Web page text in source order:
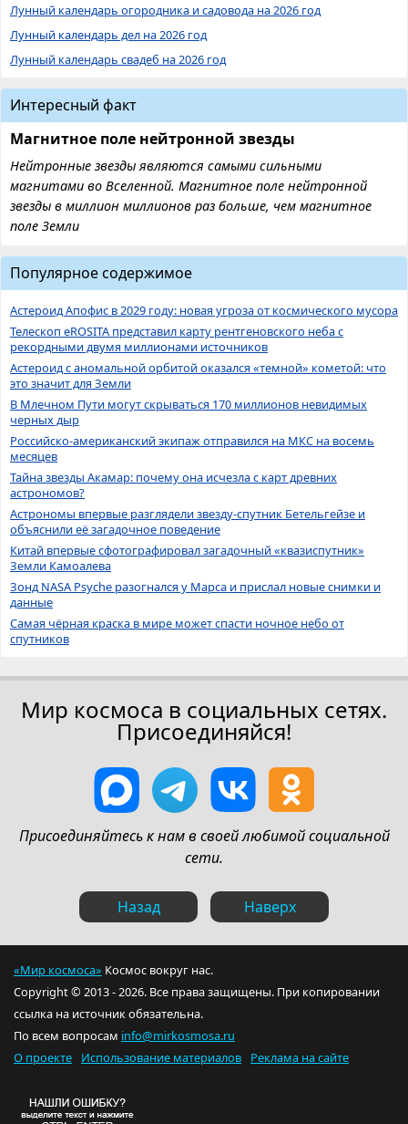
Лунный календарь огородника и садовода на 2026 год
Лунный календарь дел на 2026 год
Лунный календарь свадеб на 2026 год
Интересный факт
Магнитное поле нейтронной звезды
Нейтронные звезды являются самыми сильными
магнитами во Вселенной. Магнитное поле нейтронной
звезды в миллион миллионов раз больше, чем магнитное
поле Земли
Популярное содержимое
Астероид Апофис в 2029 году: новая угроза от космического мусора
Телескоп eROSITA представил карту рентгеновского неба с
рекордными двумя миллионами источников
Астероид с аномальной орбитой оказался «темной» кометой: что
это значит для Земли
В Млечном Пути могут скрываться 170 миллионов невидимых
черных дыр
Российско-американский экипаж отправился на МКС на восемь
месяцев
Тайна звезды Акамар: почему она исчезла с карт древних
астрономов?
Астрономы впервые разглядели звезду-спутник Бетельгейзе и
объяснили её загадочное поведение
Китай впервые сфотографировал загадочный «квазиспутник»
Земли Камоалева
Зонд NASA Psyche разогнался у Марса и прислал новые снимки и
данные
Самая чёрная краска в мире может спасти ночное небо от
спутников
Мир космоса в социальных сетях.
Присоединяйся!
Присоединяйтесь к нам в своей любимой социальной
сети.
Назад Наверх
«Мир космоса» Космос вокруг нас.
Copyright © 2013 - 2026. Все права защищены. При копировании
ссылка на источник обязательна.
По всем вопросам info@mirkosmosa.ru
О проекте
Использование материалов Реклама на сайте